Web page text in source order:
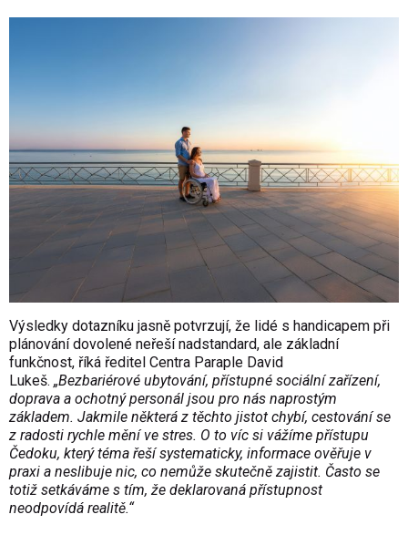
Výsledky dotazníku jasně potvrzují, že lidé s handicapem při
plánování dovolené neřeší nadstandard, ale základní
funkčnost, říká ředitel Centra Paraple David
Lukeš. „Bezbariérové ubytování, přístupné sociální zařízení,
doprava a ochotný personál jsou pro nás naprostým
základem. Jakmile některá z těchto jistot chybí, cestování se
z radosti rychle mění ve stres. O to víc si vážíme přístupu
Čedoku, který téma řeší systematicky, informace ověřuje v
praxi a neslibuje nic, co nemůže skutečně zajistit. Často se
totiž setkáváme s tím, že deklarovaná přístupnost
neodpovídá realitě.“